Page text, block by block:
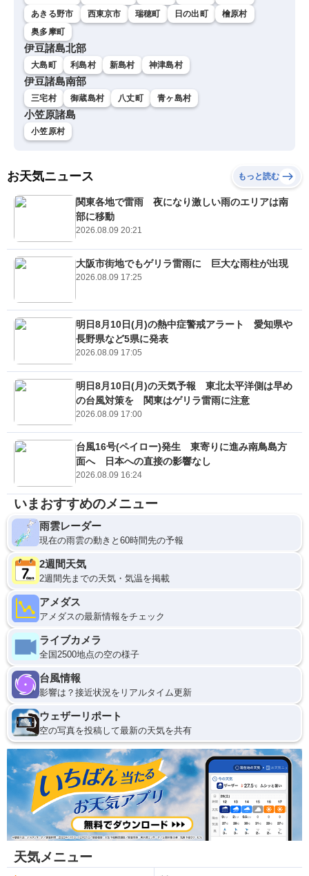
あきる野市
西東京市 瑞穂町 日の出町
檜原村
奥多摩町
伊豆諸島北部
大島町 利島村 新島村 神津島村
伊豆諸島南部
三宅村 御蔵島村 八丈町 青ヶ島村
小笠原諸島
小笠原村
お天気ニュース もっと読む
関東各地で雷雨 夜になり激しい雨のエリアは南
部に移動
2026.08.09 20:21
大阪市街地でもゲリラ雷雨に 巨大な雨柱が出現
2026.08.09 17:25
明日8月10日(月)の熱中症警戒アラート 愛知県や
長野県など5県に発表
2026.08.09 17:05
明日8月10日(月)の天気予報 東北太平洋側は早め
の台風対策を 関東はゲリラ雷雨に注意
2026.08.09 17:00
台風16号(ペイロー)発生 東寄りに進み南鳥島方
面へ 日本への直接の影響なし
2026.08.09 16:24
いまおすすめのメニュー
雨雲レーダー
現在の雨雲の動きと60時間先の予報
2週間天気
2週間先までの天気・気温を掲載
アメダス
アメダスの最新情報をチェック
ライブカメラ
全国2500地点の空の様子
台風情報
影響は？接近状況をリアルタイム更新
ウェザーリポート
空の写真を投稿して最新の天気を共有
天気メニュー